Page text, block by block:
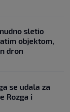
sletio
objektom,
dron
se udala za
Rozga i